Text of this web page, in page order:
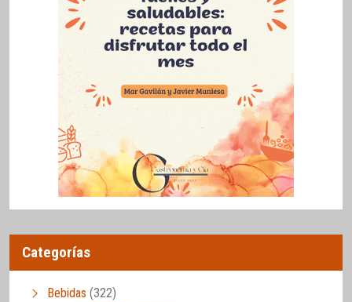
Categorías
Bebidas (322)